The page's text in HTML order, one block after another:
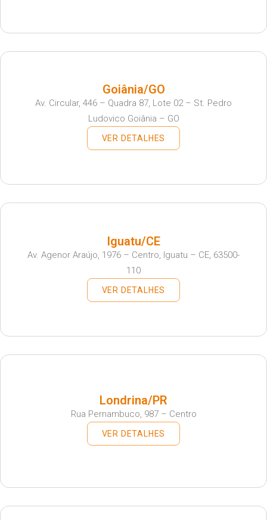
Goiânia/GO
Av. Circular, 446 – Quadra 87, Lote 02 – St. Pedro
Ludovico Goiânia – GO
VER DETALHES
Iguatu/CE
Av. Agenor Araújo, 1976 – Centro, Iguatu – CE, 63500-
110
VER DETALHES
Londrina/PR
Rua Pernambuco, 987 – Centro
VER DETALHES